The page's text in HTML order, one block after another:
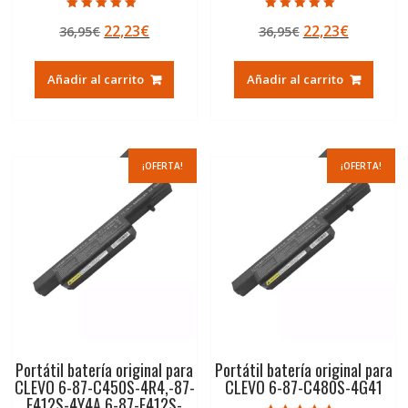
5.00
de 5
36,95€ El
original
era:
22,23€El
actual
es:
Añadir al carrito
5.00
de 5
36,95€ El
original
era:
22,23€El
actual
es:
Añadir al carrito
¡OFERTA!
Portátil batería original para
CLEVO 6-87-C450S-4R4,-87-
¡OFERTA!
Portátil batería original para
CLEVO 6-87-C480S-4G41